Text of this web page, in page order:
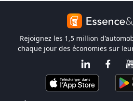
Rejoignez les 1,5 million
chaque jour des économies sur